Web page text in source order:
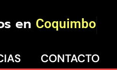
en Coquimbo
CONTACTO